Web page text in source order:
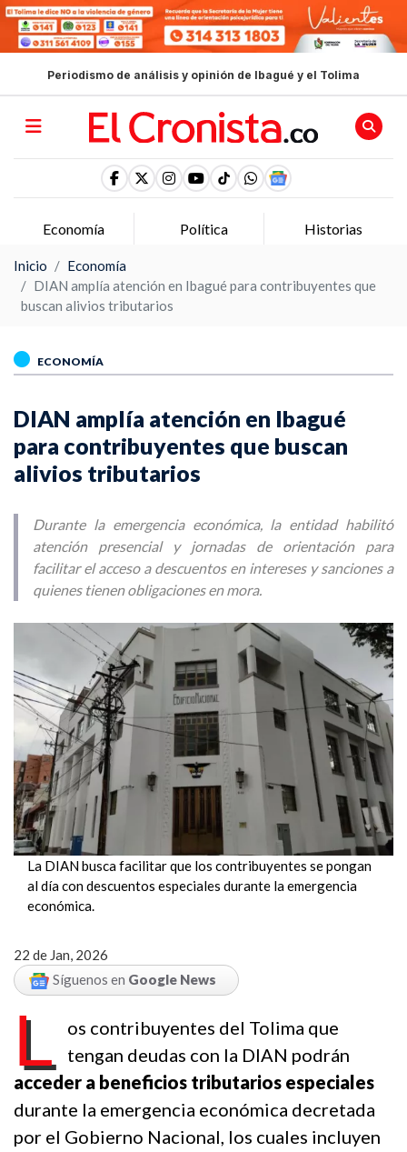
Periodismo de análisis y opinión de Ibagué y el Tolima
Economía Política Historias
Inicio
Economía
DIAN amplía atención en Ibagué para contribuyentes que
buscan alivios tributarios
ECONOMÍA
DIAN amplía atención en Ibagué
para contribuyentes que buscan
alivios tributarios
Durante la emergencia económica, la entidad habilitó
atención presencial y jornadas de orientación para
facilitar el acceso a descuentos en intereses y sanciones a
quienes tienen obligaciones en mora.
La DIAN busca facilitar que los contribuyentes se pongan
al día con descuentos especiales durante la emergencia
económica.
22 de Jan, 2026
Síguenos en Google News
L
os contribuyentes del Tolima que
acceder a beneficios tributarios especiales
durante la emergencia económica decretada